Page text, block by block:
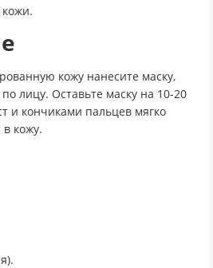
кожи.
кожу нанесите маску,
лицу. Оставьте маску на 10-20
и кончиками пальцев мягко
в кожу.